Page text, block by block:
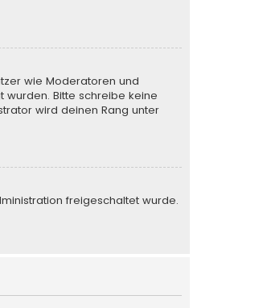
wie Moderatoren und
Bitte schreibe keine
wird deinen Rang unter
freigeschaltet wurde.